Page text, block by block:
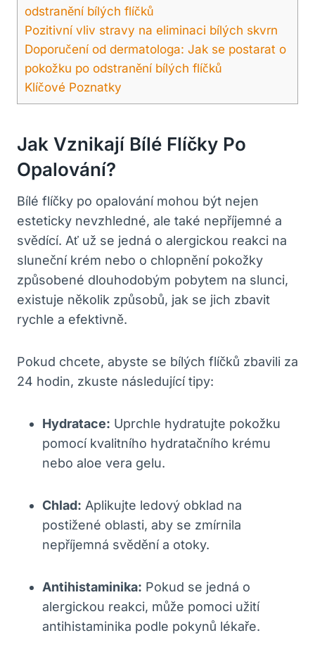
odstranění bílých flíčků
Pozitivní vliv stravy na eliminaci bílých skvrn
Doporučení od dermatologa: Jak se⁢ postarat o
pokožku po odstranění bílých ⁤flíčků
Klíčové⁤ Poznatky
Jak ⁢vznikají Bílé Flíčky Po
Opalování?
Bílé flíčky po opalování mohou být nejen
esteticky nevzhledné, ale také ‍nepříjemné ⁣a
svědící. Ať už se jedná o alergickou reakci na
sluneční krém nebo o chlopnění pokožky
způsobené dlouhodobým pobytem⁣ na slunci,
existuje ⁣několik způsobů, jak⁣ se jich zbavit
rychle a efektivně.
Pokud chcete, abyste se bílých flíčků zbavili za
24 hodin,​ zkuste následující tipy:
Hydratace: Uprchle hydratujte pokožku
pomocí kvalitního hydratačního krému
nebo aloe vera gelu.
Chlad: Aplikujte ledový‌ obklad na
postižené oblasti, aby se zmírnila
nepříjemná svědění a otoky.
Antihistaminika: Pokud se jedná o
alergickou reakci, může pomoci užití
antihistaminika podle pokynů lékaře.